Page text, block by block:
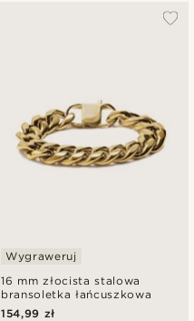
16 mm złocista stalowa
bransoletka łańcuszkowa
Wygraweruj
154,99 zł